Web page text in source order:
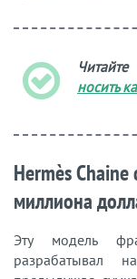
носить
Hermès Chaine
миллиона
Эту модель
разрабатывал